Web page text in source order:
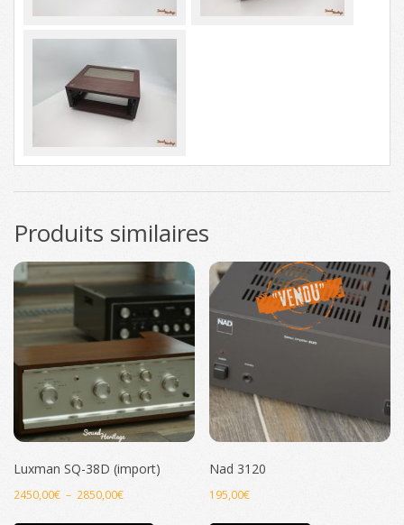
Produits similaires
Luxman SQ-38D (import)
2450,00€ – 2850,00€Plage
Nad 3120
195,00€